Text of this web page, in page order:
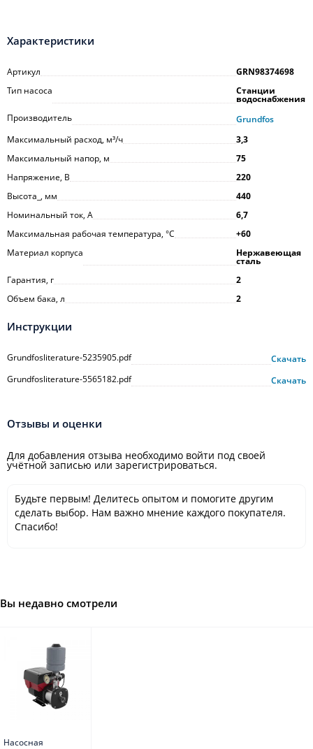
Характеристики
Артикул
GRN98374698
Тип насоса
Станции
водоснабжения
Производитель
Grundfos
Максимальный расход, м³/ч
3,3
Максимальный напор, м
75
Напряжение, В
220
Высота_, мм
440
Номинальный ток, А
6,7
Максимальная рабочая температура, °С
+60
Материал корпуса
Нержавеющая
сталь
Гарантия, г
2
Объем бака, л
2
Инструкции
Grundfosliterature-5235905.pdf
Скачать
Grundfosliterature-5565182.pdf
Скачать
Отзывы и оценки
Для добавления отзыва необходимо войти под своей
учётной записью или зарегистрироваться.
Будьте первым! Делитесь опытом и помогите другим
сделать выбор. Нам важно мнение каждого покупателя.
Спасибо!
Вы недавно смотрели
Насосная